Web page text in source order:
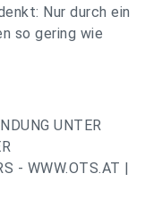
Nur durch ein
so gering wie
UNTER
- WWW.OTS.AT |